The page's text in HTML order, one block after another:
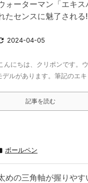
ォーターマン「エキス
たセンスに魅了される
2024-04-05
んにちは、クリポンです。
デルがあります。筆記のエ
記事を読む
ボールペン
めの三角軸が握りや